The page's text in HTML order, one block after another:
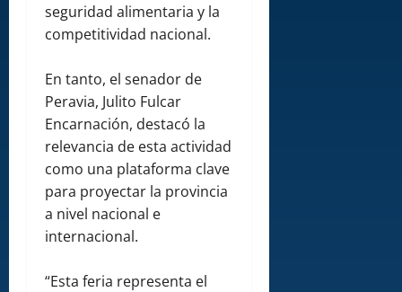
seguridad alimentaria y la
competitividad nacional.
En tanto, el senador de
Peravia, Julito Fulcar
Encarnación, destacó la
relevancia de esta actividad
como una plataforma clave
para proyectar la provincia
a nivel nacional e
internacional.
“Esta feria representa el